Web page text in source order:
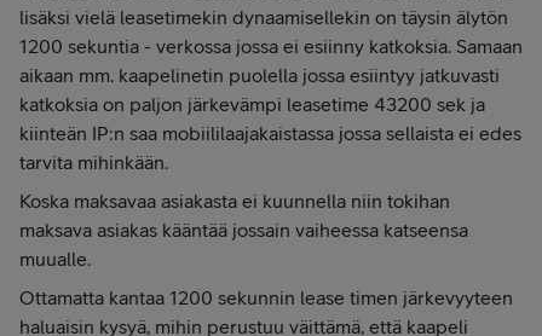
lisäksi vielä leasetimekin dynaamisellekin on täysin älytön
1200 sekuntia - verkossa jossa ei esiinny katkoksia. Samaan
aikaan mm. kaapelinetin puolella jossa esiintyy jatkuvasti
katkoksia on paljon järkevämpi leasetime 43200 sek ja
kiinteän IP:n saa mobiililaajakaistassa jossa sellaista ei edes
tarvita mihinkään.
Koska maksavaa asiakasta ei kuunnella niin tokihan
maksava asiakas kääntää jossain vaiheessa katseensa
muualle.
Ottamatta kantaa 1200 sekunnin lease timen järkevyyteen
haluaisin kysyä, mihin perustuu väittämä, että kaapeli